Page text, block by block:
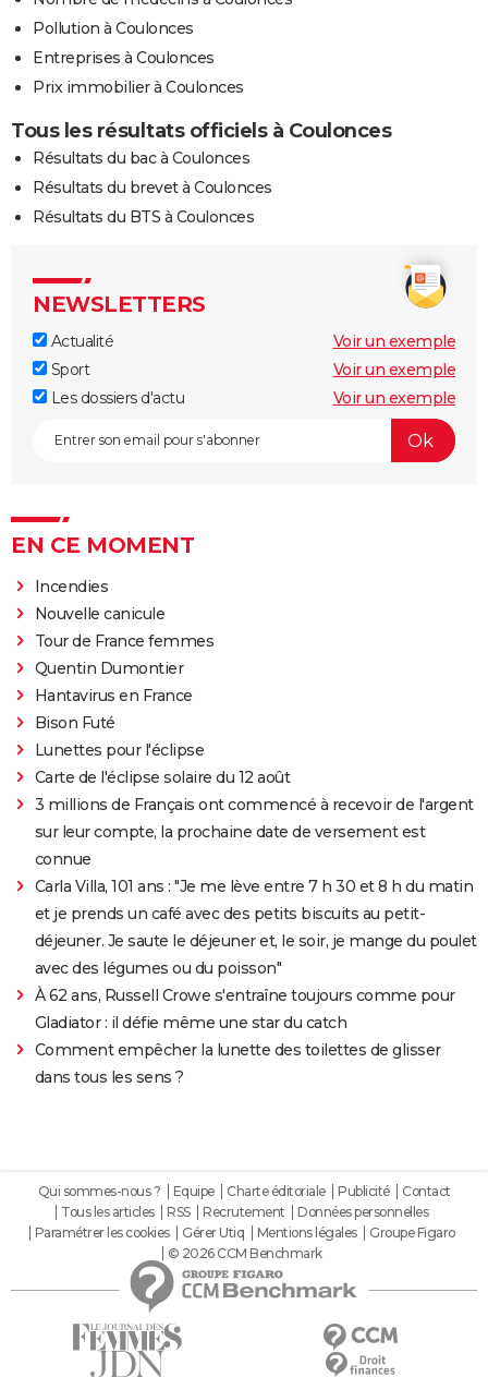
Pollution à Coulonces
Entreprises à Coulonces
Prix immobilier à Coulonces
Tous les résultats officiels à Coulonces
Résultats du bac à Coulonces
Résultats du brevet à Coulonces
Résultats du BTS à Coulonces
NEWSLETTERS
Actualité
Voir un exemple
Sport
Voir un exemple
Les dossiers d'actu
Voir un exemple
EN CE MOMENT
Incendies
Nouvelle canicule
Tour de France femmes
Quentin Dumontier
Hantavirus en France
Bison Futé
Lunettes pour l'éclipse
Carte de l'éclipse solaire du 12 août
3 millions de Français ont commencé à recevoir de l'argent
sur leur compte, la prochaine date de versement est
connue
Carla Villa, 101 ans : "Je me lève entre 7 h 30 et 8 h du matin
et je prends un café avec des petits biscuits au petit-
déjeuner. Je saute le déjeuner et, le soir, je mange du poulet
avec des légumes ou du poisson"
À 62 ans, Russell Crowe s'entraîne toujours comme pour
Gladiator : il défie même une star du catch
Comment empêcher la lunette des toilettes de glisser
dans tous les sens ?
Qui sommes-nous ? Equipe Charte éditoriale Publicité
Contact
Tous les articles
RSS Recrutement
Données personnelles
Paramétrer les cookies
Gérer Utiq Mentions légales
Groupe Figaro
© 2026 CCM Benchmark